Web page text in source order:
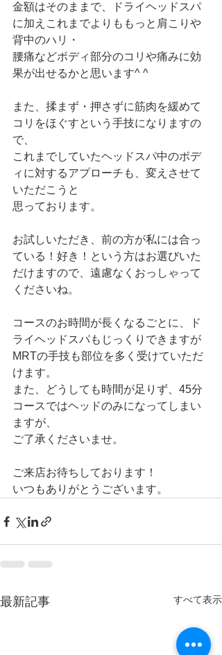
金額はそのままで、ドライヘッドスパ
に加えこれまでよりももっと肩こりや
背中のハリ・
腰痛などボディ部分のコリや痛みに効
果が出せるかと思います^ ^
また、揉まず・押さずに筋肉を緩めて
コリをほぐすという手技になりますの
で、
これまでしていたヘッドスパ中のボデ
ィに対するアプローチも、変えさせて
いただこうと
思っております。
お試しいただき、前の方が私には合っ
ている！好き！という方はお選びいた
だけますので、遠慮なくおっしゃって
くださいね。
コースのお時間が長くなるごとに、ド
ライヘッドスパもじっくりできますが
MRTの手技も部位を多く受けていただ
けます。
また、どうしても時間が足りず、45分
コースではヘッドのみになってしまい
ますが、
ご了承くださいませ。
ご来店お待ちしております！
いつもありがとうございます。
最新記事 すべて表示